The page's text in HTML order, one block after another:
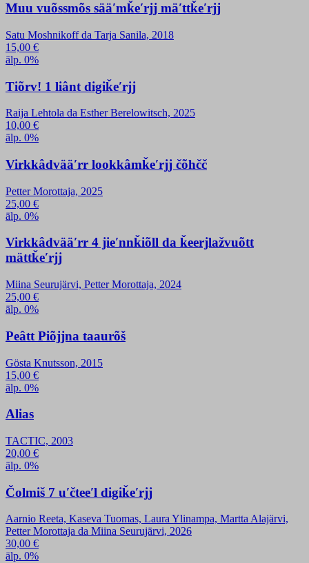
Muu vuõssmõs sääʹmǩeʹrjj mäʹttǩeʹrjj
Satu Moshnikoff da Tarja Sanila, 2018
15,00 €
älp. 0%
Tiõrv! 1 liânt digiǩeʹrjj
Raija Lehtola da Esther Berelowitsch, 2025
10,00 €
älp. 0%
Virkkâdvääʹrr lookkâmǩeʹrjj čõhčč
Petter Morottaja, 2025
25,00 €
älp. 0%
Virkkâdvääʹrr 4 jieʹnnǩiõll da ǩeerjlažvuõtt
mättǩeʹrjj
Miina Seurujärvi, Petter Morottaja, 2024
25,00 €
älp. 0%
Peâtt Piõjjna taaurõš
Gösta Knutsson, 2015
15,00 €
älp. 0%
Alias
TACTIC, 2003
20,00 €
älp. 0%
Čolmiš 7 uʹčteeʹl digiǩeʹrjj
Aarnio Reeta, Kaseva Tuomas, Laura Ylinampa, Martta Alajärvi,
Petter Morottaja da Miina Seurujärvi, 2026
30,00 €
älp. 0%